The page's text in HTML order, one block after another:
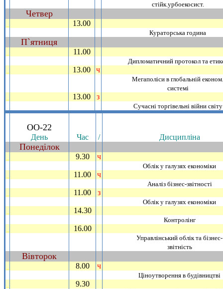
стiйк.урбоекосист.
Четвер
13.00
Кураторська година
П`ятниця
11.00
Дипломатичний протокол та
13.00 ч
Мегаполiси в глобальнiй економ.
системi
13.00 з
Сучаснi торгiвельнi вiйни свiту
ОО-22
День Час / Дисциплiна
Понедiлок
9.30 ч
Облiк у галузях економiки
11.00 ч
Аналiз бiзнес-звiтностi
11.00 з
Облiк у галузях економiки
14.30
Контролiнг
16.00
Управлiнський облiк та бiзнес-
звiтнiсть
Вiвторок
8.00 ч
Цiноутворення в будiвництвi
9.30